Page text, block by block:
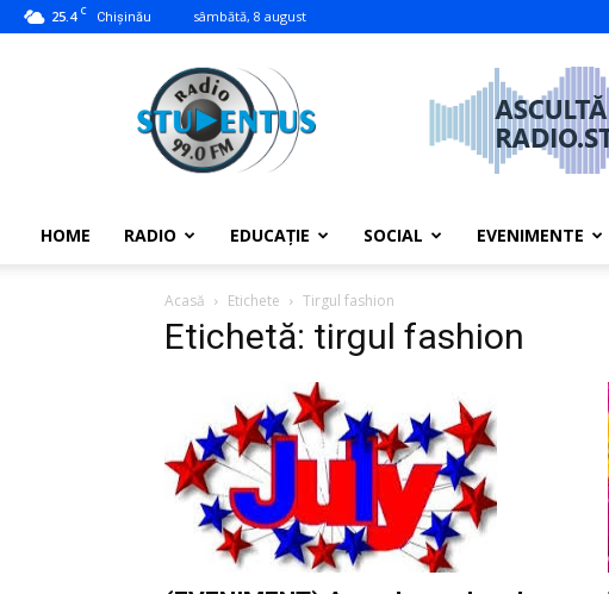
25.4 C Chișinău sâmbătă, 8 august
studentus.md
HOME RADIO EDUCAȚIE SOCIAL EVENIMENTE
Acasă Etichete Tirgul fashion
Etichetă: tirgul fashion